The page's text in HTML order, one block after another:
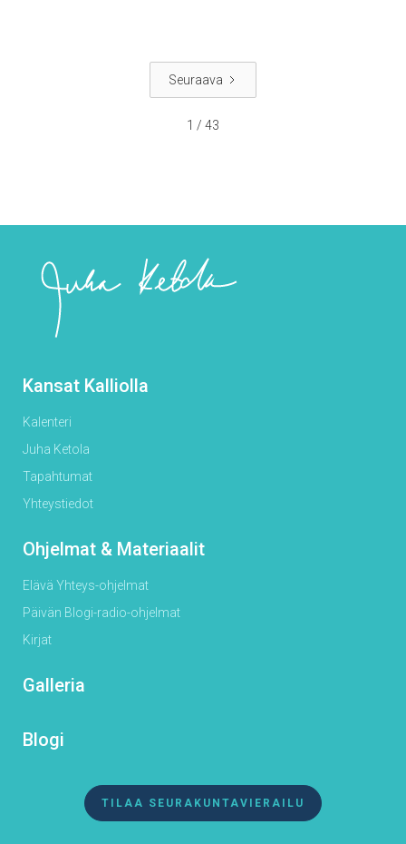
Seuraava
1 / 43
Kansat Kalliolla
Kalenteri
Juha Ketola
Tapahtumat
Yhteystiedot
Ohjelmat & Materiaalit
Elävä Yhteys-ohjelmat
Päivän Blogi-radio-ohjelmat
Kirjat
Galleria
Blogi
TILAA SEURAKUNTAVIERAILU